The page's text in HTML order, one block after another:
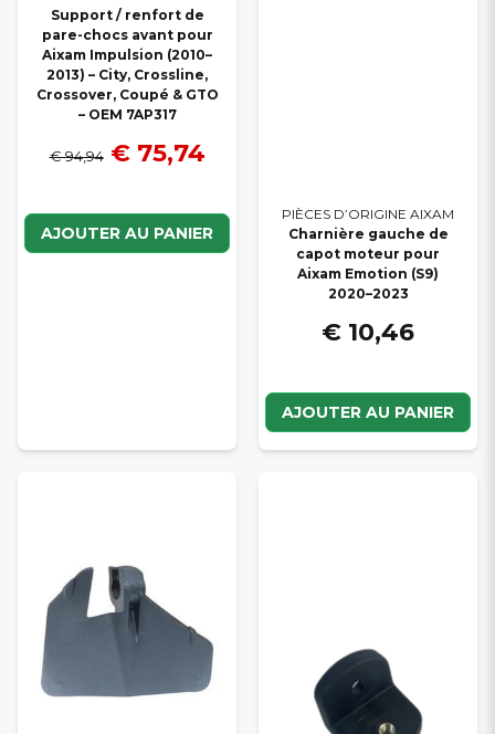
Support / renfort de
pare-chocs avant pour
Aixam Impulsion (2010–
2013) – City, Crossline,
Crossover, Coupé & GTO
– OEM 7AP317
€ 94,94 € 75,74
AJOUTER AU PANIER
PIÈCES D’ORIGINE AIXAM
Charnière gauche de
capot moteur pour
Aixam Emotion (S9)
2020–2023
€ 10,46
AJOUTER AU PANIER